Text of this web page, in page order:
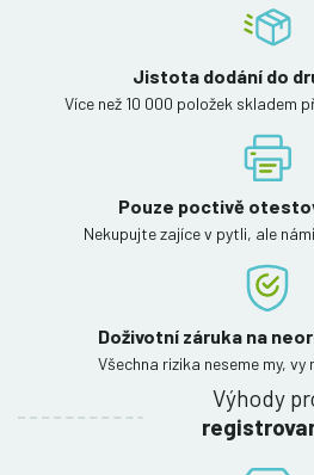
Jistota dodání do
Více než 10 000 položek skladem
Pouze poctivě
Nekupujte zajíce v pytli, ale
Doživotní záruka na
Všechna rizika neseme my,
Výhody